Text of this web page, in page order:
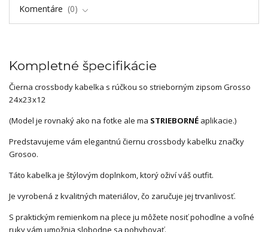
Komentáre
0
Kompletné špecifikácie
Čierna crossbody kabelka s rúčkou so strieborným zipsom Grosso
24x23x12
(Model je rovnaký ako na fotke ale ma STRIEBORNÉ aplikacie.)
Predstavujeme vám elegantnú čiernu crossbody kabelku značky
Grosoo.
Táto kabelka je štýlovým doplnkom, ktorý oživí váš outfit.
Je vyrobená z kvalitných materiálov, čo zaručuje jej trvanlivosť.
S praktickým remienkom na plece ju môžete nosiť pohodlne a voľné
ruky vám umožnia slobodne sa pohybovať.